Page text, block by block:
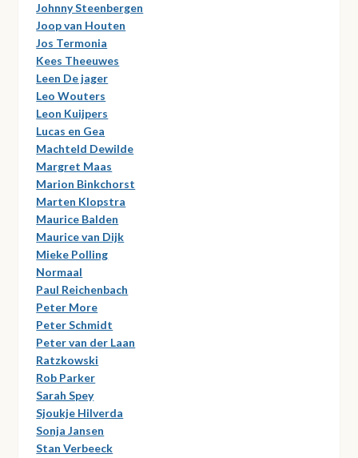
Johnny Steenbergen
Joop van Houten
Jos Termonia
Kees Theeuwes
Leen De jager
Leo Wouters
Leon Kuijpers
Lucas en Gea
Machteld Dewilde
Margret Maas
Marion Binkchorst
Marten Klopstra
Maurice Balden
Maurice van Dijk
Mieke Polling
Normaal
Paul Reichenbach
Peter More
Peter Schmidt
Peter van der Laan
Ratzkowski
Rob Parker
Sarah Spey
Sjoukje Hilverda
Sonja Jansen
Stan Verbeeck